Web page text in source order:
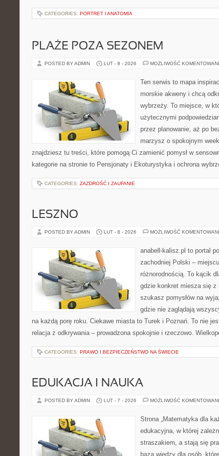
CATEGORIES: PORTRET I ANATOMIA
PLAŻE POZA SEZONEM
POSTED BY ADMIN LUT - 8 - 2026 MOŻLIWOŚĆ
Ten serwis to mapa
morskie akweny i chcą
wybrzeży. To miejsce, w
użytecznymi
przez planowanie, aż po
marzysz o spokojnym
znajdziesz tu treści, które pomogą Ci zamienić pomysł w
kategorie na stronie to Pensjonaty i Ekoturystyka i ochrona
CATEGORIES: ZAZDROŚĆ I ZAUFANIE
LESZNO
POSTED BY ADMIN LUT - 8 - 2026 MOŻLIWOŚĆ
anabell-kalisz.pl to portal
zachodniej Polski –
różnorodnością. To kącik
gdzie konkret miesza się
szukasz pomysłów na
gdzie nie zaglądają
na każdą porę roku. Ciekawe miasta to Turek i Poznań. To nie
relacja z odkrywania – prowadzona spokojnie i rzeczowo.
CATEGORIES: PRAWO I BEZPIECZEŃSTWO NA ŚWIECIE
EDUKACJA I NAUKA
POSTED BY ADMIN LUT - 7 - 2026 MOŻLIWOŚĆ
Strona „Matematyka dla
edukacyjna, w której
straszakiem, a stają się
baza wiedzy dla osób,